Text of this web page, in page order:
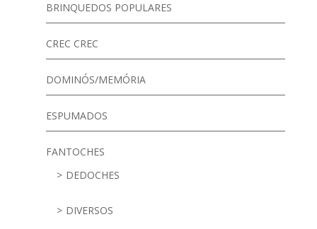
BRINQUEDOS POPULARES
CREC CREC
DOMINÓS/MEMÓRIA
ESPUMADOS
FANTOCHES
DEDOCHES
DIVERSOS